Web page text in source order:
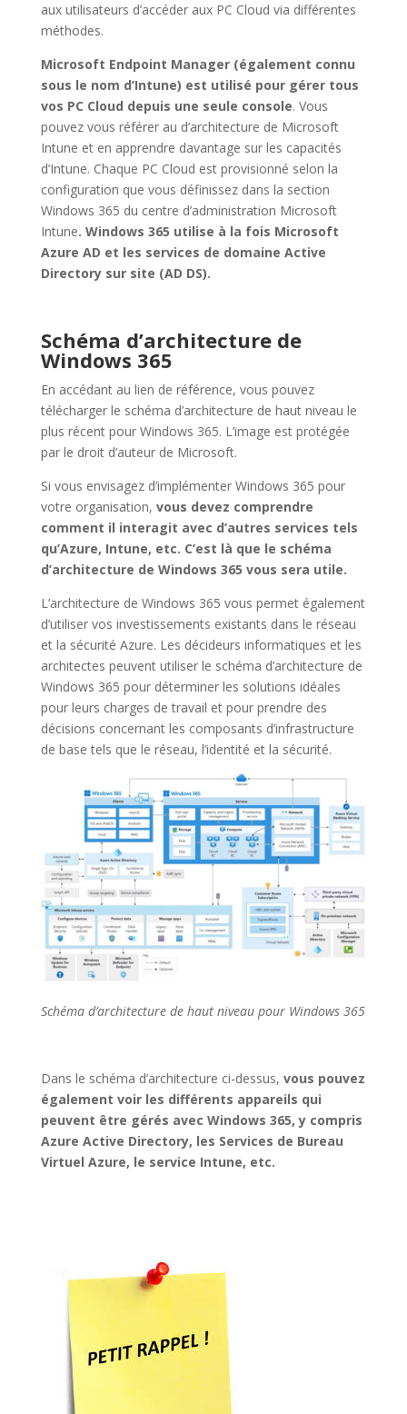
aux utilisateurs d’accéder aux PC Cloud via différentes
méthodes.
Microsoft Endpoint Manager (également connu
sous le nom d’Intune) est utilisé pour gérer tous
vos PC Cloud depuis une seule console. Vous
pouvez vous référer au d’architecture de Microsoft
Intune et en apprendre davantage sur les capacités
d’Intune. Chaque PC Cloud est provisionné selon la
configuration que vous définissez dans la section
Windows 365 du centre d’administration Microsoft
Intune. Windows 365 utilise à la fois Microsoft
Azure AD et les services de domaine Active
Directory sur site (AD DS).
Schéma d’architecture de
Windows 365
En accédant au lien de référence, vous pouvez
télécharger le schéma d’architecture de haut niveau le
plus récent pour Windows 365. L’image est protégée
par le droit d’auteur de Microsoft.
Si vous envisagez d’implémenter Windows 365 pour
votre organisation, vous devez comprendre
comment il interagit avec d’autres services tels
qu’Azure, Intune, etc. C’est là que le schéma
d’architecture de Windows 365 vous sera utile.
L’architecture de Windows 365 vous permet également
d’utiliser vos investissements existants dans le réseau
et la sécurité Azure. Les décideurs informatiques et les
architectes peuvent utiliser le schéma d’architecture de
Windows 365 pour déterminer les solutions idéales
pour leurs charges de travail et pour prendre des
décisions concernant les composants d’infrastructure
de base tels que le réseau, l’identité et la sécurité.
Schéma d’architecture de haut niveau pour Windows 365
Dans le schéma d’architecture ci-dessus, vous pouvez
également voir les différents appareils qui
peuvent être gérés avec Windows 365, y compris
Azure Active Directory, les Services de Bureau
Virtuel Azure, le service Intune, etc.